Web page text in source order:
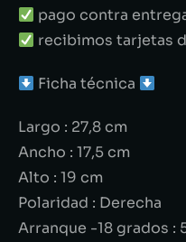
pago contra
recibimos tarjetas
Ficha técnica
Largo : 27,8 cm
Ancho : 17,5 cm
Alto : 19 cm
Polaridad : Derecha
Arranque -18 grados :